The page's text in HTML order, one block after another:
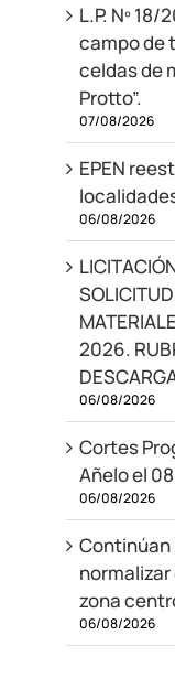
L.P. Nº
campo de
celdas de
Protto”.
07/08/2026
EPEN
06/08/2026
2026.
06/08/2026
Cortes
Añelo el
06/08/2026
Continúan
zona
06/08/2026